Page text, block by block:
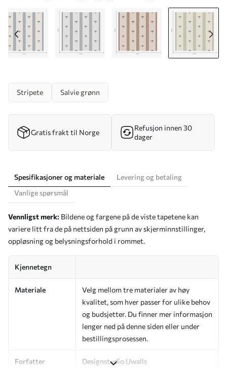
Stripete Salvie grønn
Gratis frakt til Norge
Refusjon innen 30
dager
Spesifikasjoner og materiale
Levering og betaling
Vanlige spørsmål
Vennligst merk: Bildene og fargene på de viste tapetene kan
variere litt fra de på nettsiden på grunn av skjerminnstillinger,
oppløsning og belysningsforhold i rommet.
Kjennetegn
Materiale
Velg mellom tre materialer av høy
kvalitet, som hver passer for ulike behov
og budsjetter. Du finner mer informasjon
lenger ned på denne siden eller under
bestillingsprosessen.
Forfatter Designstudio Uwalls